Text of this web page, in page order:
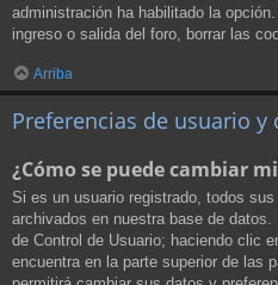
administración ha habilitado la
ingreso o salida del foro, borrar las
Arriba
Preferencias de usuario y
¿Cómo se puede cambiar
Si es un usuario registrado, todos
archivados en nuestra base de
de Control de Usuario; haciendo clic
encuentra en la parte superior de las